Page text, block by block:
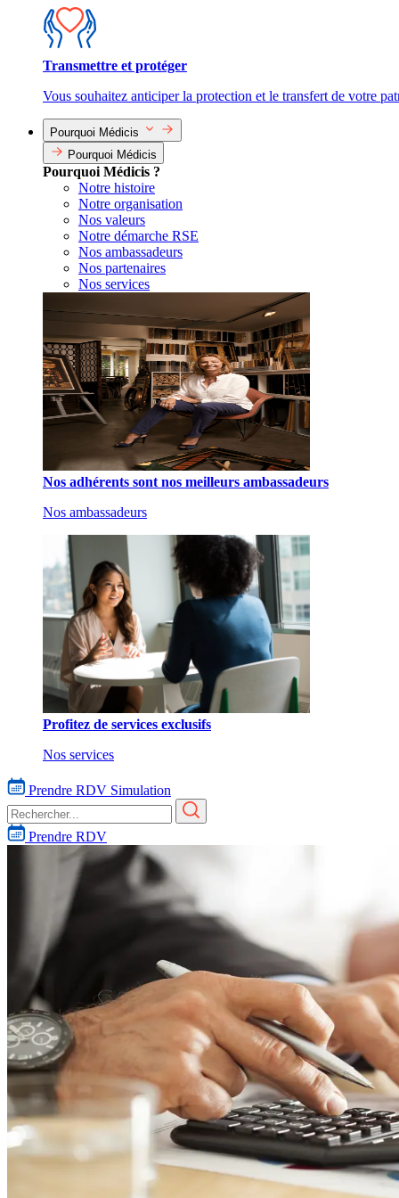
Transmettre et protéger
Vous souhaitez anticiper la protection et le transfert de votre
Pourquoi Médicis
Pourquoi Médicis
Pourquoi Médicis ?
Notre histoire
Notre organisation
Nos valeurs
Notre démarche RSE
Nos ambassadeurs
Nos partenaires
Nos services
Nos adhérents sont nos meilleurs ambassadeurs
Nos ambassadeurs
Profitez de services exclusifs
Nos services
Prendre RDV Simulation
Prendre RDV